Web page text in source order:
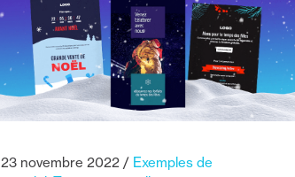
23 novembre 2022
Exemples de